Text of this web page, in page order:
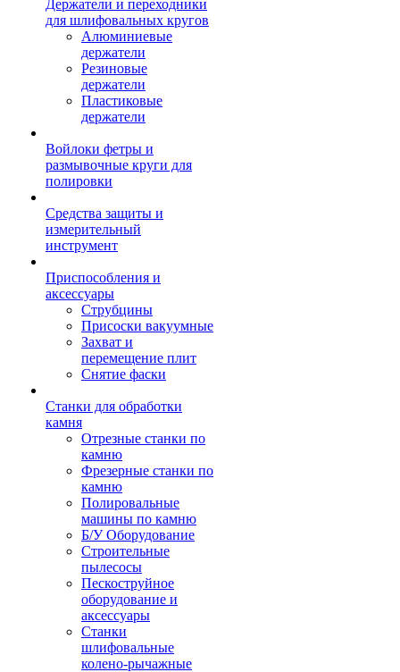
Держатели и переходники
для шлифовальных кругов
Алюминиевые
держатели
Резиновые
держатели
Пластиковые
держатели
Войлоки фетры и
размывочные круги для
полировки
Средства защиты и
измерительный
инструмент
Приспособления и
аксессуары
Струбцины
Присоски вакуумные
Захват и
перемещение плит
Снятие фаски
Станки для обработки
камня
Отрезные станки по
камню
Фрезерные станки по
камню
Полировальные
машины по камню
Б/У Оборудование
Строительные
пылесосы
Пескоструйное
оборудование и
аксессуары
Станки
шлифовальные
колено-рычажные